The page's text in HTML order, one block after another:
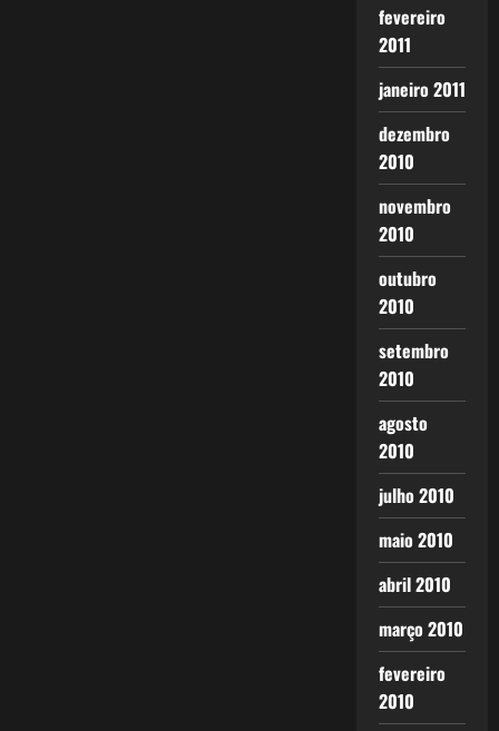
fevereiro
2011
janeiro 2011
dezembro
2010
novembro
2010
outubro
2010
setembro
2010
agosto
2010
julho 2010
maio 2010
abril 2010
março 2010
fevereiro
2010